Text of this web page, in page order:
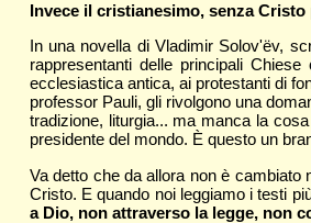
Invece il cristianesimo, senza
In una novella di Vladimir Solov'ëv,
rappresentanti delle principali
ecclesiastica antica, ai protestanti di
professor Pauli, gli rivolgono una
tradizione, liturgia... ma manca la
presidente del mondo. È questo un
Va detto che da allora non è
Cristo. E quando noi leggiamo i testi
a Dio, non attraverso la legge, non